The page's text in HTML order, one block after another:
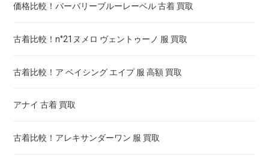
価格比較！バーバリーブルーレーベル 古着 買取
古着比較！n°21ヌメロ ヴェントゥーノ 服 買取
古着比較！ア ベイシング エイプ 服 高額 買取
アナイ 古着 買取
古着比較！アレキサンダーワン 服 買取